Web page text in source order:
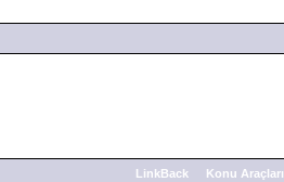
LinkBack Konu Araçları